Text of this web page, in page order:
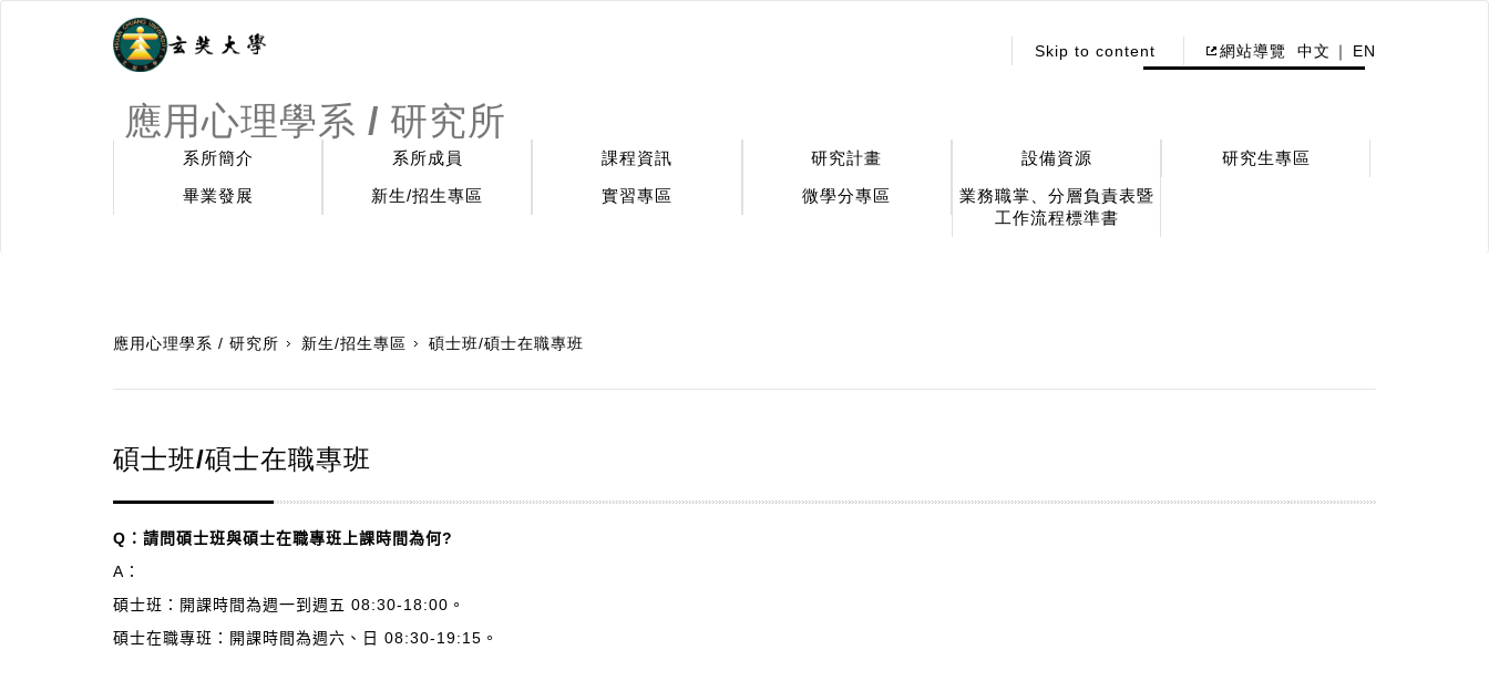
應用心理學系 / 研究所
Skip to content 網站導覽 中文 EN
系所簡介 系所成員 課程資訊 研究計畫 設備資源
研究生專區
畢業發展
新生/招生專區 實習專區 微學分專區
業務職掌、分層負責表暨
工作流程標準書
應用心理學系 / 研究所 新生/招生專區 碩士班/碩士在職專班
碩士班/碩士在職專班
Q ：請問碩士班與碩士在職專班上課時間為何?
A：
碩士班：開課時間為週一到週五 08:30-18:00。
碩士在職專班：開課時間為週六、日 08:30-19:15。